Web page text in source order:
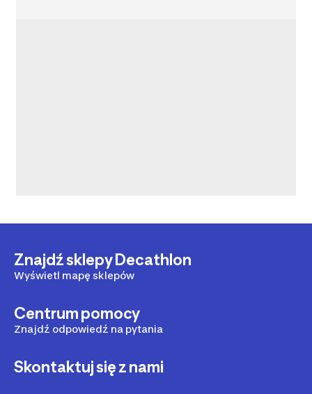
Znajdź sklepy Decathlon
Wyświetl mapę sklepów
Centrum pomocy
Znajdź odpowiedź na pytania
Skontaktuj się z nami